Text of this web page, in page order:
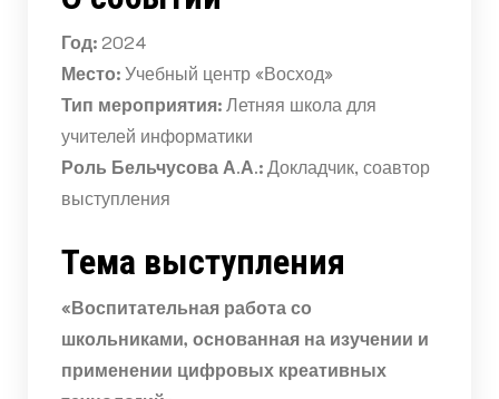
Год:2024
Место:Учебный центр «Восход»
Тип мероприятия:Летняя школа для
учителей информатики
Роль Бельчусова А.А.:Докладчик, соавтор
выступления
Тема выступления
«Воспитательная работа со
школьниками, основанная на изучении и
применении цифровых креативных